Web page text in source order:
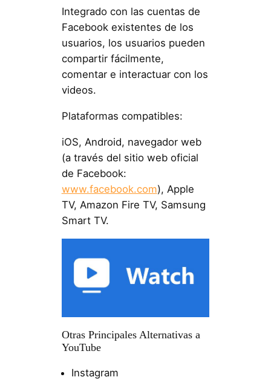
Integrado con las cuentas de
Facebook existentes de los
usuarios, los usuarios pueden
compartir fácilmente,
comentar e interactuar con los
videos.
Plataformas compatibles:
iOS, Android, navegador web
(a través del sitio web oficial
de Facebook:
www.facebook.com), Apple
TV, Amazon Fire TV, Samsung
Smart TV.
Otras Principales Alternativas a
YouTube
Instagram